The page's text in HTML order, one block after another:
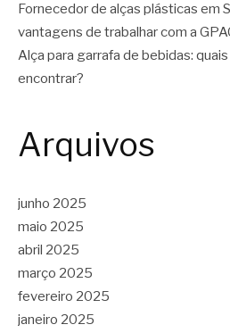
Fornecedor de alças plásticas em
vantagens de trabalhar com a
Alça para garrafa de bebidas:
encontrar?
Arquivos
junho 2025
maio 2025
abril 2025
março 2025
fevereiro 2025
janeiro 2025